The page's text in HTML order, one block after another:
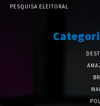
PESQUISA ELEITORAL